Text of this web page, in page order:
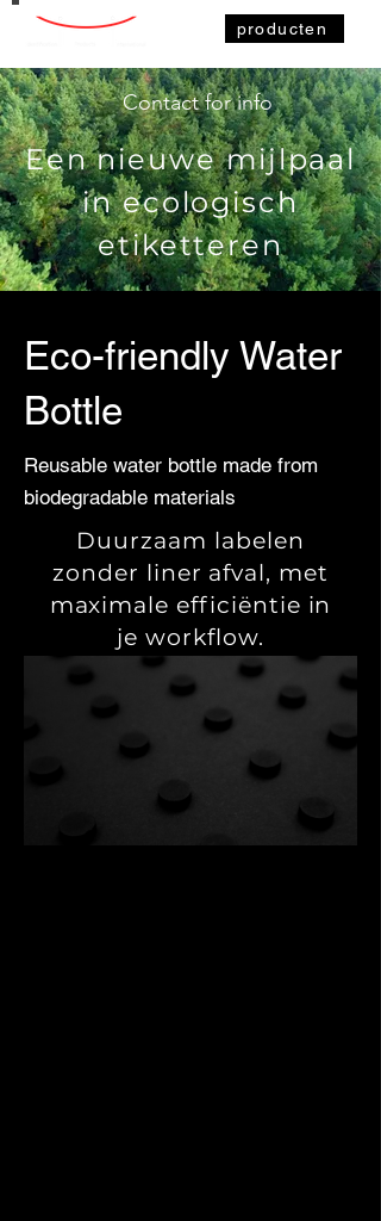
producten
Contact for info
Een nieuwe mijlpaal
in ecologisch
etiketteren
Eco-friendly Water
Bottle
Reusable water bottle made from
biodegradable materials
Duurzaam labelen
zonder liner afval, met
maximale efficiëntie in
je workflow.